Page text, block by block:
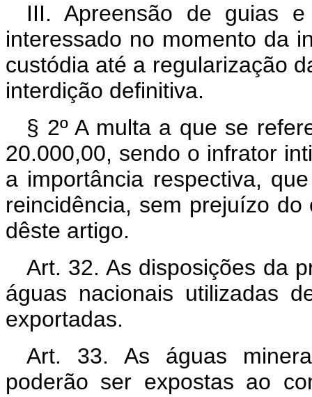
III. Apreensão de guias
interessado no momento da
custódia até a regularização
interdição definitiva.
§ 2º A multa a que se
20.000,00, sendo o infrator
a importância respectiva,
reincidência, sem prejuízo
dêste artigo.
Art. 32. As disposições da
águas nacionais utilizadas
exportadas.
Art. 33. As águas
poderão ser expostas ao